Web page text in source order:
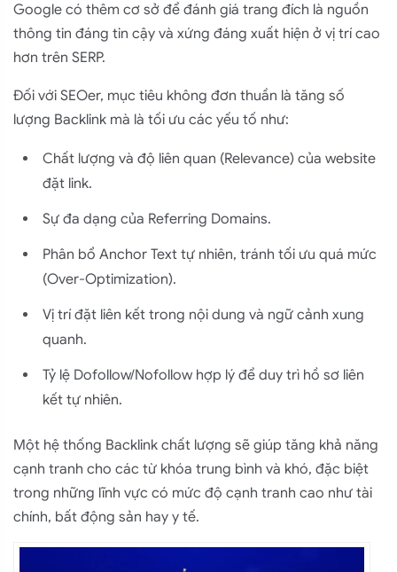
Google có thêm cơ sở để đánh giá trang đích là nguồn
thông tin đáng tin cậy và xứng đáng xuất hiện ở vị trí cao
hơn trên SERP.
Đối với SEOer, mục tiêu không đơn thuần là tăng số
lượng Backlink mà là tối ưu các yếu tố như:
Chất lượng và độ liên quan (Relevance) của website
đặt link.
Sự đa dạng của Referring Domains.
Phân bổ Anchor Text tự nhiên, tránh tối ưu quá mức
(Over-Optimization).
Vị trí đặt liên kết trong nội dung và ngữ cảnh xung
quanh.
Tỷ lệ Dofollow/Nofollow hợp lý để duy trì hồ sơ liên
kết tự nhiên.
Một hệ thống Backlink chất lượng sẽ giúp tăng khả năng
cạnh tranh cho các từ khóa trung bình và khó, đặc biệt
trong những lĩnh vực có mức độ cạnh tranh cao như tài
chính, bất động sản hay y tế.